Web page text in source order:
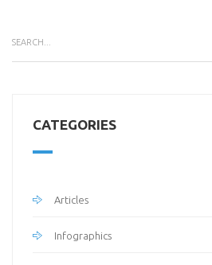
CATEGORIES
Articles
Infographics